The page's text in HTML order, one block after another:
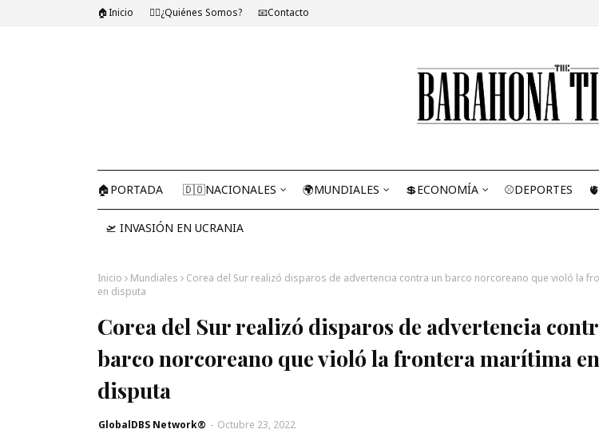
🏠Inicio 🤷‍♂️¿Quiénes Somos? 📧Contacto
🏠PORTADA 🇩🇴NACIONALES 🌍MUNDIALES 💲ECONOMÍA ⚾DEPORTES
🛫 INVASIÓN EN UCRANIA
Inicio Mundiales
Corea del Sur realizó disparos de advertencia contra un barco norcoreano que violó la
en disputa
Corea del Sur realizó disparos de advertencia
barco norcoreano que violó la frontera marítima en
disputa
GlobalDBS Network® - Octubre 23, 2022